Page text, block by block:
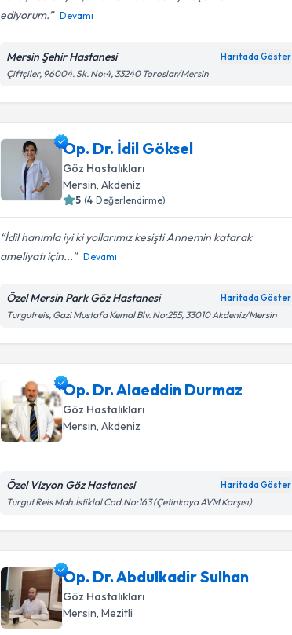
ediyorum.
Devamı
Mersin Şehir Hastanesi Haritada Göster
Çiftçiler, 96004. Sk. No:4, 33240 Toroslar/Mersin
Op. Dr. İdil Göksel
Göz Hastalıkları
Mersin , Akdeniz
5 (4 Değerlendirme)
İdil hanımla iyi ki yollarımız kesişti Annemin katarak
ameliyatı için...
Devamı
Özel Mersin Park Göz Hastanesi Haritada Göster
Turgutreis, Gazi Mustafa Kemal Blv. No:255, 33010 Akdeniz/Mersin
Op. Dr. Alaeddin Durmaz
Göz Hastalıkları
Mersin , Akdeniz
Özel Vizyon Göz Hastanesi Haritada Göster
Turgut Reis Mah.İstiklal Cad.No:163 (Çetinkaya AVM Karşısı)
Op. Dr. Abdulkadir Sulhan
Göz Hastalıkları
Mersin , Mezitli